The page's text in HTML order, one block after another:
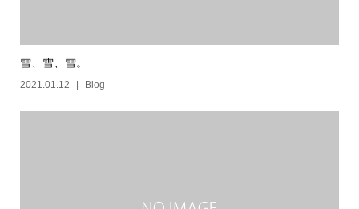
雪、雪、雪。
2021.01.12 Blog